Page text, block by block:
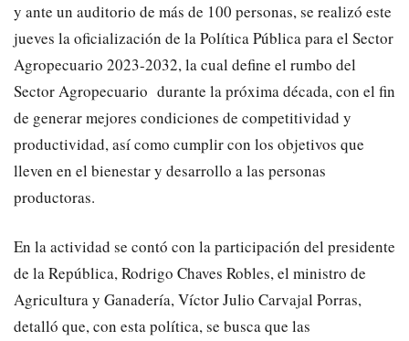
y ante un auditorio de más de 100 personas, se realizó este
jueves la oficialización de la Política Pública para el Sector
Agropecuario 2023-2032, la cual define el rumbo del
Sector Agropecuario durante la próxima década, con el fin
de generar mejores condiciones de competitividad y
productividad, así como cumplir con los objetivos que
lleven en el bienestar y desarrollo a las personas
productoras.
En la actividad se contó con la participación del presidente
de la República, Rodrigo Chaves Robles, el ministro de
Agricultura y Ganadería, Víctor Julio Carvajal Porras,
detalló que, con esta política, se busca que las